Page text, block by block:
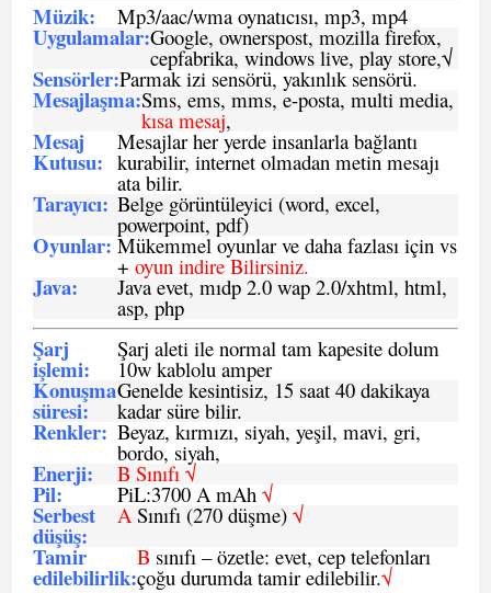
Müzik: Mp3/aac/wma oynatıcısı, mp3, mp4
Uygulamalar:Google, ownerspost, mozilla firefox,
cepfabrika, windows live, play store,√
Sensörler:Parmak izi sensörü, yakınlık sensörü.
Mesajlaşma:Sms, ems, mms, e-posta, multi media,
kısa mesaj,
Mesaj
Kutusu:
Mesajlar her yerde insanlarla bağlantı
kurabilir, internet olmadan metin mesajı
ata bilir.
Tarayıcı: Belge görüntüleyici (word, excel,
powerpoint, pdf)
Oyunlar: Mükemmel oyunlar ve daha fazlası için vs
+ oyun indire Bilirsiniz.
Java: Java evet, mıdp 2.0 wap 2.0/xhtml, html,
asp, php
Şarj
işlemi:
Şarj aleti ile normal tam kapesite dolum
10w kablolu amper
Konuşma
süresi:
Genelde kesintisiz, 15 saat 40 dakikaya
kadar süre bilir.
Renkler: Beyaz, kırmızı, siyah, yeşil, mavi, gri,
bordo, siyah,
Enerji: B Sınıfı √
Pil: PiL:3700 A mAh √
Serbest
düşüş:
ASınıfı (270 düşme) √
Tamir
edilebilirlik:
B sınıfı – özetle: evet, cep telefonları
çoğu durumda tamir edilebilir.√